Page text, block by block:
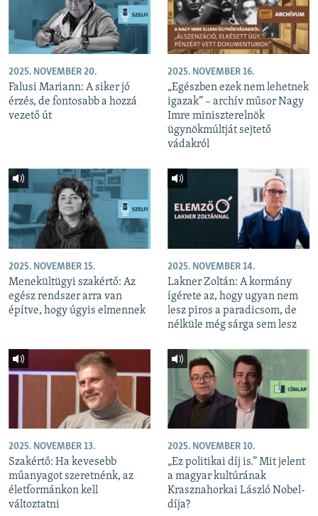
2025. NOVEMBER 20.
Falusi Mariann: A siker jó
érzés, de fontosabb a hozzá
vezető út
2025. NOVEMBER 16.
„Egészben ezek nem lehetnek
igazak” – archív műsor Nagy
Imre miniszterelnök
ügynökmúltját sejtető
vádakról
2025. NOVEMBER 15.
Menekültügyi szakértő: Az
egész rendszer arra van
építve, hogy úgyis elmennek
2025. NOVEMBER 14.
Lakner Zoltán: A kormány
ígérete az, hogy ugyan nem
lesz piros a paradicsom, de
nélküle még sárga sem lesz
2025. NOVEMBER 13.
Szakértő: Ha kevesebb
műanyagot szeretnénk, az
életformánkon kell
változtatni
2025. NOVEMBER 10.
„Ez politikai díj is.” Mit jelent
a magyar kultúrának
Krasznahorkai László Nobel-
díja?